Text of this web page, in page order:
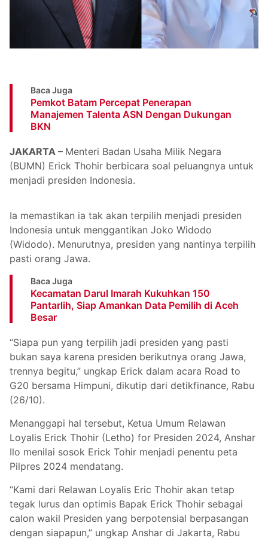
Baca Juga
Pemkot Batam Percepat Penerapan
Manajemen Talenta ASN Dengan Dukungan
BKN
JAKARTA – Menteri Badan Usaha Milik Negara
(BUMN) Erick Thohir berbicara soal peluangnya untuk
menjadi presiden Indonesia.
Ia memastikan ia tak akan terpilih menjadi presiden
Indonesia untuk menggantikan Joko Widodo
(Widodo). Menurutnya, presiden yang nantinya terpilih
pasti orang Jawa.
Baca Juga
Kecamatan Darul Imarah Kukuhkan 150
Pantarlih, Siap Amankan Data Pemilih di Aceh
Besar
“Siapa pun yang terpilih jadi presiden yang pasti
bukan saya karena presiden berikutnya orang Jawa,
trennya begitu,” ungkap Erick dalam acara Road to
G20 bersama Himpuni, dikutip dari detikfinance, Rabu
(26/10).
Menanggapi hal tersebut, Ketua Umum Relawan
Loyalis Erick Thohir (Letho) for Presiden 2024, Anshar
Ilo menilai sosok Erick Tohir menjadi penentu peta
Pilpres 2024 mendatang.
“Kami dari Relawan Loyalis Eric Thohir akan tetap
tegak lurus dan optimis Bapak Erick Thohir sebagai
calon wakil Presiden yang berpotensial berpasangan
dengan siapapun,” ungkap Anshar di Jakarta, Rabu